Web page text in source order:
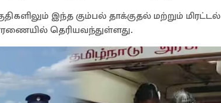
இந்த கும்பல் தாக்குதல் மற்றும் மிரட்டல்
தெரியவந்துள்ளது.